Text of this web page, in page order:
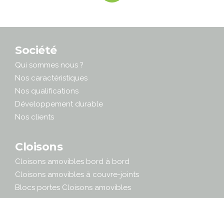
Société
Qui sommes nous ?
Nos caractéristiques
Nos qualifications
Développement durable
Nos clients
Cloisons
Cloisons amovibles bord à bord
Cloisons amovibles à couvre-joints
Blocs portes Cloisons amovibles